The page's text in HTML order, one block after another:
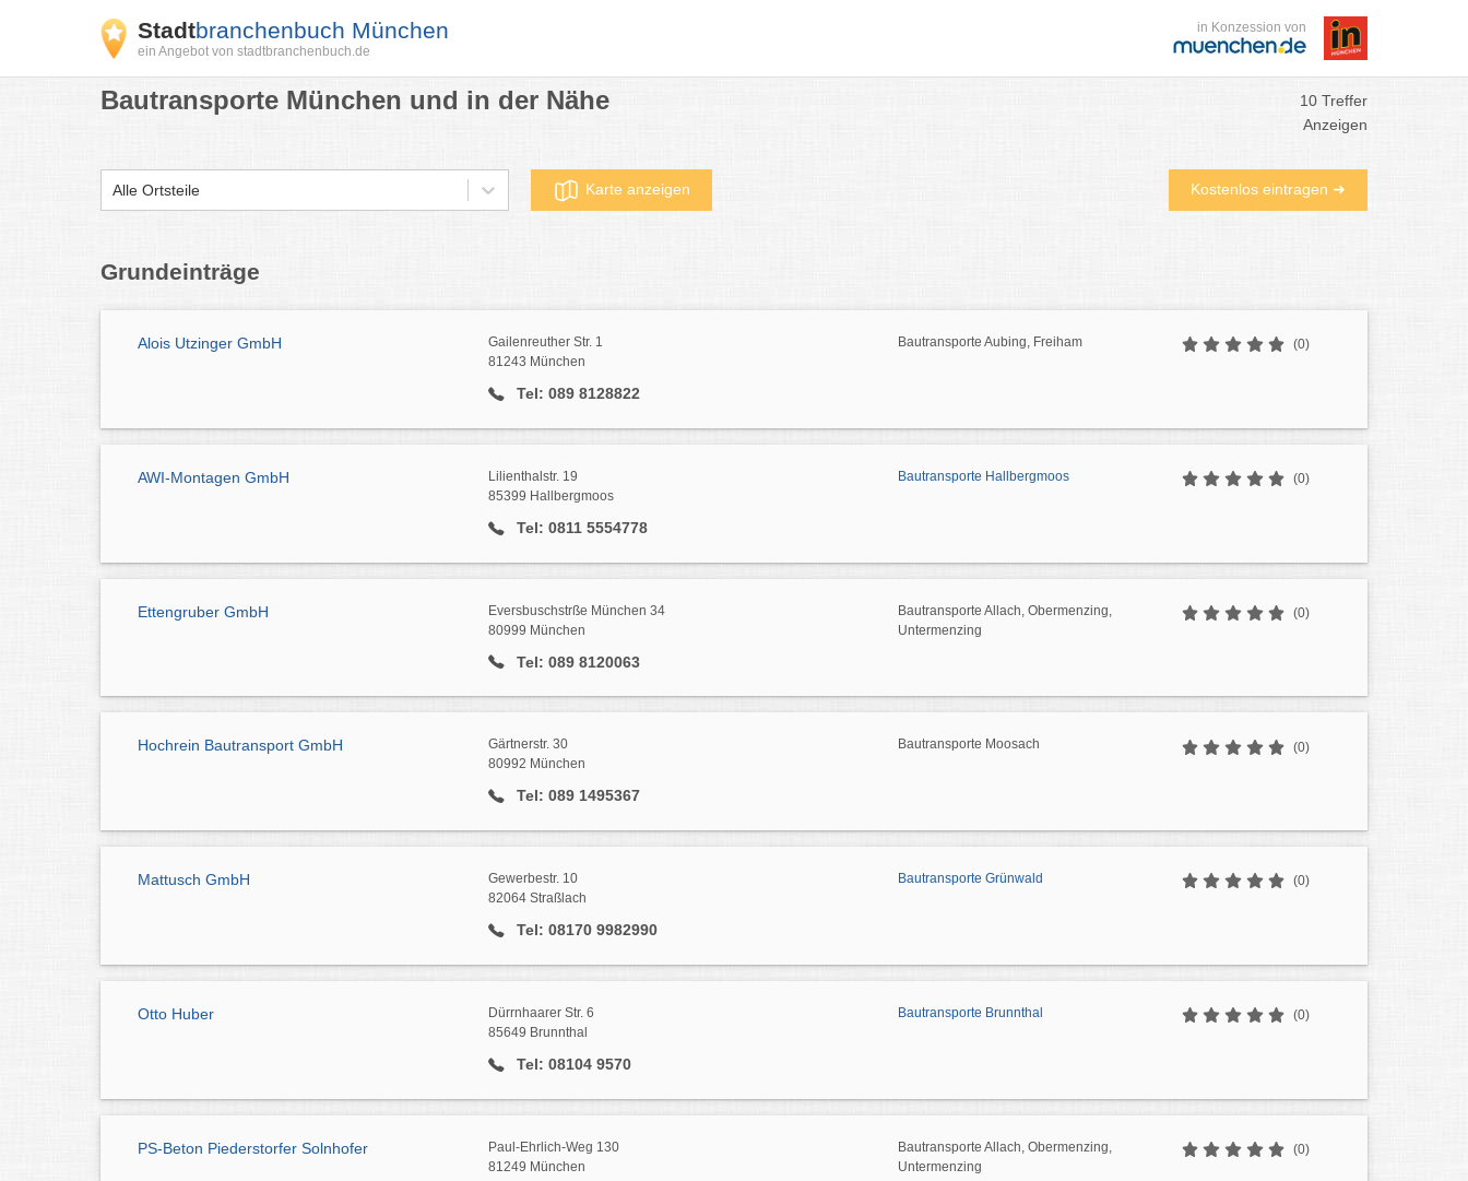
Stadtbranchenbuch München
ein Angebot von stadtbranchenbuch.de
in Konzession von
Bautransporte München und in der Nähe
10 Treffer
Anzeigen
Alle Ortsteile Karte anzeigen Kostenlos eintragen ➜
Grundeinträge
Alois Utzinger GmbH
Gailenreuther Str. 1
81243 München
Tel: 089 8128822
Bautransporte Aubing, Freiham (0)
AWI-Montagen GmbH
Lilienthalstr. 19
85399 Hallbergmoos
Tel: 0811 5554778
Bautransporte Hallbergmoos (0)
Ettengruber GmbH
Eversbuschstrße München 34
80999 München
Tel: 089 8120063
Bautransporte Allach, Obermenzing,
Untermenzing
(0)
Hochrein Bautransport GmbH
Gärtnerstr. 30
80992 München
Tel: 089 1495367
Bautransporte Moosach (0)
Mattusch GmbH
Gewerbestr. 10
82064 Straßlach
Tel: 08170 9982990
Bautransporte Grünwald (0)
Otto Huber
Dürrnhaarer Str. 6
85649 Brunnthal
Tel: 08104 9570
Bautransporte Brunnthal (0)
PS-Beton Piederstorfer Solnhofer
Paul-Ehrlich-Weg 130
81249 München
Bautransporte Allach, Obermenzing,
Untermenzing
(0)